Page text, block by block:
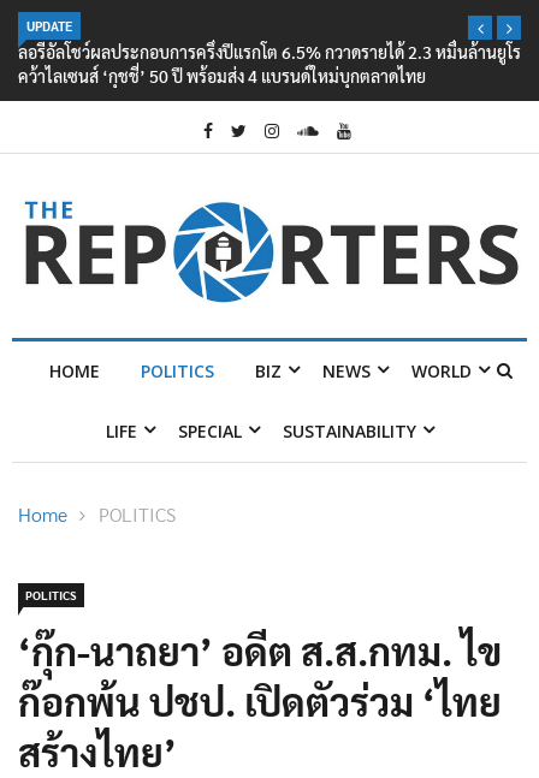
UPDATE
ลอรีอัลโชว์ผลประกอบการครึ่งปีแรกโต 6.5% กวาดรายได้ 2.3 หมื่นล้านยูโร
คว้าไลเซนส์ ‘กุชชี่’ 50 ปี พร้อมส่ง 4 แบรนด์ใหม่บุกตลาดไทย
HOME POLITICS BIZ NEWS WORLD
LIFE SPECIAL SUSTAINABILITY
Home POLITICS
POLITICS
‘กุ๊ก-นาถยา’ อดีต ส.ส.กทม. ไข
ก๊อกพ้น ปชป. เปิดตัวร่วม ‘ไทย
สร้างไทย’